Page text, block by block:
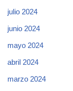
julio 2024
junio 2024
mayo 2024
abril 2024
marzo 2024